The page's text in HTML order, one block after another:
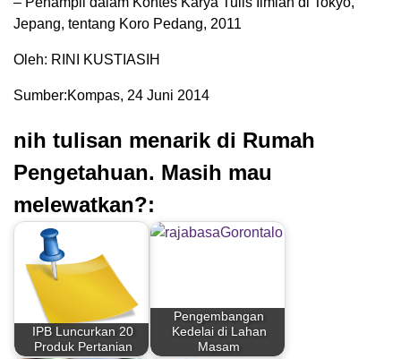
Jepang, tentang Koro Pedang, 2011
Oleh: RINI KUSTIASIH
Sumber:Kompas, 24 Juni 2014
nih tulisan menarik di Rumah
Pengetahuan. Masih mau
melewatkan?:
IPB Luncurkan 20
Produk Pertanian
Pengembangan
Kedelai di Lahan
Masam